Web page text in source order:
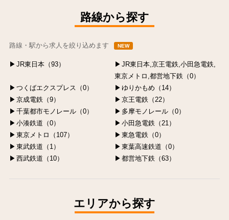
路線から探す
路線・駅から求人を絞り込めます NEW
JR東日本（93）
JR東日本,京王電鉄,小田急電鉄,
東京メトロ,都営地下鉄（0）
つくばエクスプレス（0）
ゆりかもめ（14）
京成電鉄（9）
京王電鉄（22）
千葉都市モノレール（0）
多摩モノレール（0）
小湊鉄道（0）
小田急電鉄（21）
東京メトロ（107）
東急電鉄（0）
東武鉄道（1）
東葉高速鉄道（0）
西武鉄道（10）
都営地下鉄（63）
エリアから探す